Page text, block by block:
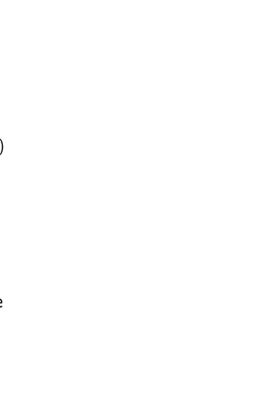
)